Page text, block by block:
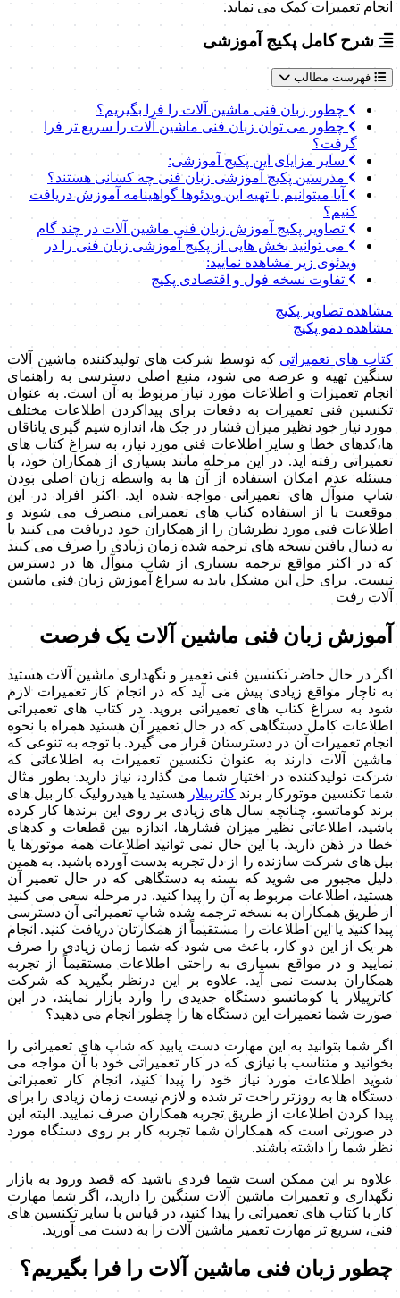
انجام تعمیرات کمک می نماید.
شرح کامل پکیج آموزشی
فهرست مطالب
چطور زبان فنی ماشین آلات را فرا بگیریم؟
چطور می توان زبان فنی ماشین آلات را سریع تر فرا
گرفت؟
سایر مزایای این پکیج آموزشی:
مدرسین پکیج آموزشی زبان فنی چه کسانی هستند؟
آیا میتوانیم با تهیه این ویدئوها گواهینامه آموزش دریافت
کنیم؟
تصاویر پکیج آموزش زبان فنی ماشین آلات در چند گام
می توانید بخش هایی از پکیج آموزشی زبان فنی را در
ویدئوی زیر مشاهده نمایید:
تفاوت نسخه فول و اقتصادی پکیج
مشاهده تصاویر پکیج
مشاهده دمو پکیج
کتاب های تعمیراتی که توسط شرکت های تولیدکننده ماشین آلات
سنگین تهیه و عرضه می شود، منبع اصلی دسترسی به راهنمای
انجام تعمیرات و اطلاعات مورد نیاز مربوط به آن است. به عنوان
تکنسین فنی تعمیرات به دفعات برای پیداکردن اطلاعات مختلف
مورد نیاز خود نظیر میزان فشار در جک ها، اندازه شیم گیری یاتاقان
ها،کدهای خطا و سایر اطلاعات فنی مورد نیاز، به سراغ کتاب های
تعمیراتی رفته اید. در این مرحله مانند بسیاری از همکاران خود، با
مسئله عدم امکان استفاده از آن ها به واسطه زبان اصلی بودن
شاپ منوآل های تعمیراتی مواجه شده اید. اکثر افراد در این
موقعیت یا از استفاده کتاب های تعمیراتی منصرف می شوند و
اطلاعات فنی مورد نظرشان را از همکاران خود دریافت می کنند یا
به دنبال یافتن نسخه های ترجمه شده زمان زیادی را صرف می کنند
که در اکثر مواقع ترجمه بسیاری از شاپ منوآل ها در دسترس
نیست. برای حل این مشکل باید به سراغ آموزش زبان فنی ماشین
آلات رفت
آموزش زبان فنی ماشین آلات یک فرصت
اگر در حال حاضر تکنسین فنی تعمیر و نگهداری ماشین آلات هستید
به ناچار مواقع زیادی پیش می آید که در انجام کار تعمیرات لازم
شود به سراغ کتاب های تعمیراتی بروید. در کتاب های تعمیراتی
اطلاعات کامل دستگاهی که در حال تعمیر آن هستید همراه با نحوه
انجام تعمیرات آن در دسترستان قرار می گیرد. با توجه به تنوعی که
ماشین آلات دارند به عنوان تکنسین تعمیرات به اطلاعاتی که
شرکت تولیدکننده در اختیار شما می گذارد، نیاز دارید. بطور مثال
شما تکنسین موتورکار برند کاترپیلار هستید یا هیدرولیک کار بیل های
برند کوماتسو، چنانچه سال های زیادی بر روی این برندها کار کرده
باشید، اطلاعاتی نظیر میزان فشارها، اندازه بین قطعات و کدهای
خطا در ذهن دارید. با این حال نمی توانید اطلاعات همه موتورها یا
بیل های شرکت سازنده را از دل تجربه بدست آورده باشید. به همین
دلیل مجبور می شوید که بسته به دستگاهی که در حال تعمیر آن
هستید، اطلاعات مربوط به آن را پیدا کنید. در مرحله سعی می کنید
از طریق همکاران به نسخه ترجمه شده شاپ تعمیراتی آن دسترسی
پیدا کنید یا این اطلاعات را مستقیماً از همکارتان دریافت کنید. انجام
هر یک از این دو کار، باعث می شود که شما زمان زیادی را صرف
نمایید و در مواقع بسیاری به راحتی اطلاعات مستقیماً از تجربه
همکاران بدست نمی آید. علاوه بر این درنظر بگیرید که شرکت
کاترپیلار یا کوماتسو دستگاه جدیدی را وارد بازار نمایند، در این
صورت شما تعمیرات این دستگاه ها را چطور انجام می دهید؟
اگر شما بتوانید به این مهارت دست یابید که شاپ های تعمیراتی را
بخوانید و متناسب با نیازی که در کار تعمیراتی خود با آن مواجه می
شوید اطلاعات مورد نیاز خود را پیدا کنید، انجام کار تعمیراتی
دستگاه ها به روزتر راحت تر شده و لازم نیست زمان زیادی را برای
پیدا کردن اطلاعات از طریق تجربه همکاران صرف نمایید. البته این
در صورتی است که همکاران شما تجربه کار بر روی دستگاه مورد
نظر شما را داشته باشند.
علاوه بر این ممکن است شما فردی باشید که قصد ورود به بازار
نگهداری و تعمیرات ماشین آلات سنگین را دارید.، اگر شما مهارت
کار با کتاب های تعمیراتی را پیدا کنید، در قیاس با سایر تکنسین های
فنی، سریع تر مهارت تعمیر ماشین آلات را به دست می آورید.
چطور زبان فنی ماشین آلات را فرا بگیریم؟